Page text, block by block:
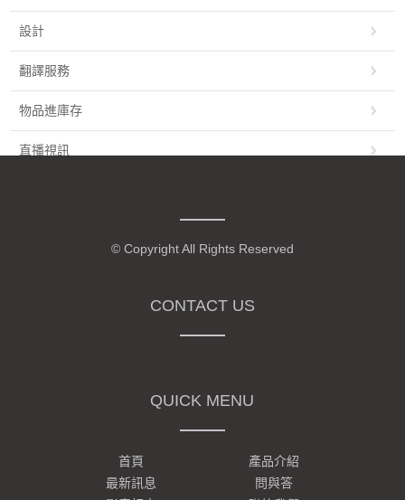
設計
翻譯服務
物品進庫存
直播視訊
© Copyright All Rights Reserved
CONTACT US
QUICK MENU
首頁
產品介紹
最新訊息
問與答